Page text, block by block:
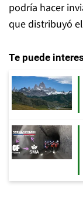
podría hacer
que distribuyó
Te puede